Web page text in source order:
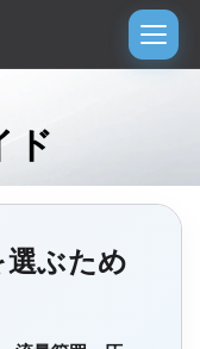
ド
ぶため